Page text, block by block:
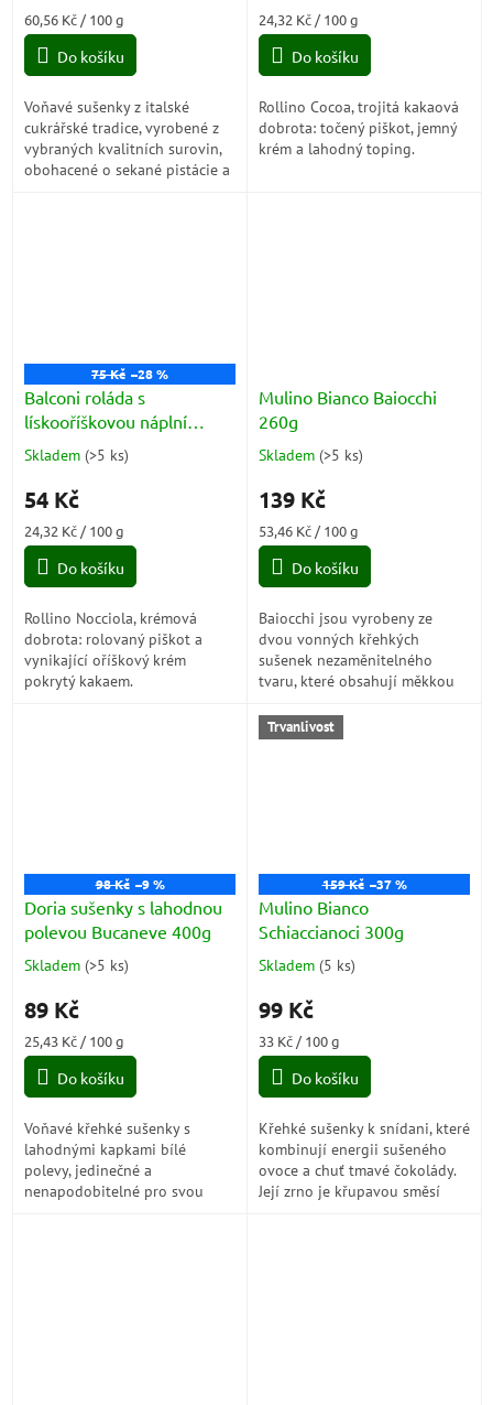
3,5
5
Měrná
cena:
60,56 Kč / 100 g
Do košíku
Voňavé sušenky z italské
cukrářské tradice, vyrobené z
vybraných kvalitních surovin,
obohacené o sekané pistácie a
5,0
5
Měrná
cena:
24,32 Kč / 100 g
Do košíku
Rollino Cocoa, trojitá kakaová
dobrota: točený piškot, jemný
krém a lahodný toping.
75 Kč –28 %
Balconi roláda s
lískooříškovou náplní
(rollino Nocciola 6x37g)
Průměrné
produktu
3,0
5
Skladem (>5 ks)
54 Kč
Měrná
cena:
24,32 Kč / 100 g
Do košíku
Rollino Nocciola, krémová
dobrota: rolovaný piškot a
vynikající oříškový krém
pokrytý kakaem.
Mulino Bianco Baiocchi
260g
Průměrné
produktu
5,0
5
Skladem (>5 ks)
139 Kč
Měrná
cena:
53,46 Kč / 100 g
Do košíku
Baiocchi jsou vyrobeny ze
dvou vonných křehkých
sušenek nezaměnitelného
tvaru, které obsahují měkkou
připravujeme ze 100%
italských lískových ořechů...
98 Kč –9 %
Doria sušenky s lahodnou
polevou Bucaneve 400g
Průměrné
produktu
4,7
5
Skladem (>5 ks)
89 Kč
Měrná
cena:
25,43 Kč / 100 g
Do košíku
Voňavé křehké sušenky s
lahodnými kapkami bílé
polevy, jedinečné a
nenapodobitelné pro svou
Trvanlivost
159 Kč –37 %
Mulino Bianco
Schiaccianoci 300g
Průměrné
produktu
5,0
5
Skladem (5 ks)
99 Kč
Měrná
cena:
33 Kč / 100 g
Do košíku
Křehké sušenky k snídani, které
kombinují energii sušeného
ovoce a chuť tmavé čokolády.
Její zrno je křupavou směsí